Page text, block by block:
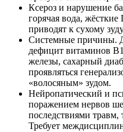
Ксероз и нарушение
горячая вода,
приводят к сухому
Системные причины.
дефицит витаминов
железы, сахарный
проявляться
«волосяным» зудом.
Нейропатический и
поражением нервов
последствиями
Требует